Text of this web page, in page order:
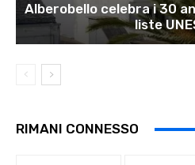
Alberobello celebra i 30
liste
RIMANI CONNESSO